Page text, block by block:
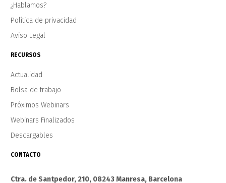
¿Hablamos?
Política de privacidad
Aviso Legal
RECURSOS
Actualidad
Bolsa de trabajo
Próximos Webinars
Webinars Finalizados
Descargables
CONTACTO
Ctra. de Santpedor, 210, 08243 Manresa, Barcelona